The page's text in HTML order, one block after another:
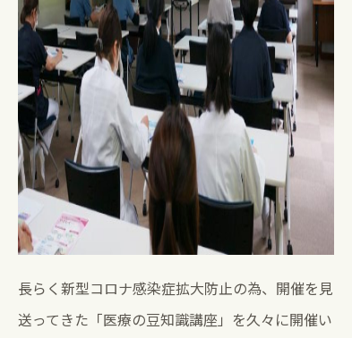
長らく新型コロナ感染症拡大防止の為、開催を見
送ってきた「医療の豆知識講座」を久々に開催い